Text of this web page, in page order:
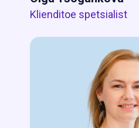
Klienditoe spetsialist